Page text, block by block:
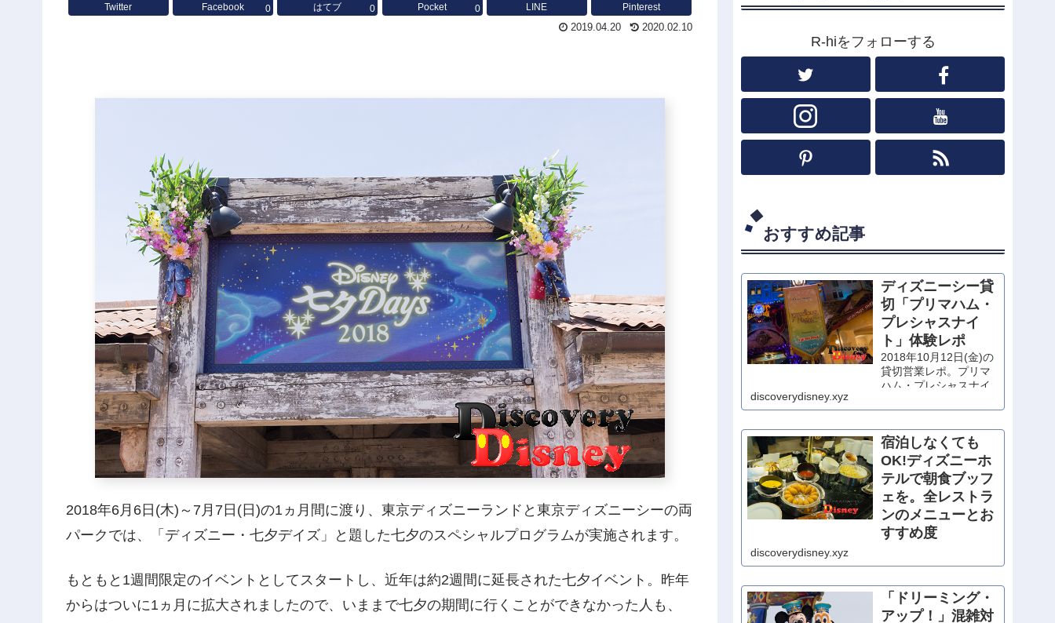
Twitter Facebook 0 はてブ 0 Pocket 0 LINE
Pinterest
2020.02.10
2019.04.20
2018年6月6日(木)～7月7日(日)の1ヵ月間に渡り、東京ディズニーランドと東京ディズニーシーの両
パークでは、「ディズニー・七夕デイズ」と題した七夕のスペシャルプログラムが実施されます。
もともと1週間限定のイベントとしてスタートし、近年は約2週間に延長された七夕イベント。昨年
からはついに1ヵ月に拡大されましたので、いままで七夕の期間に行くことができなかった人も、
R-hiをフォローする
おすすめ記事
ディズニーシー貸
切「プリマハム・
プレシャスナイ
ト」体験レポ
2018年10月12日(金)の
貸切営業レポ。プリマ
ハム・プレシャスナイ
いっきり堪能してきま
した！
discoverydisney.xyz
宿泊しなくても
OK!ディズニーホ
テルで朝食ブッフ
ェを。全レストラ
ンのメニューとお
すすめ度
トランが少ない東京デ
優雅にホテル朝食を。
シェフ・ミッキー以外
は宿泊者以外も利用可
discoverydisney.xyz
「ドリーミング・
アップ！」混雑対